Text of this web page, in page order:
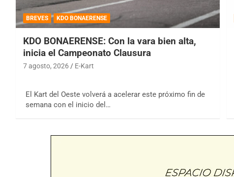
BREVES KDO BONAERENSE
KDO BONAERENSE: Con la vara bien alta,
inicia el Campeonato Clausura
7 agosto, 2026 E-Kart
El Kart del Oeste volverá a acelerar este próximo fin de
semana con el inicio del…